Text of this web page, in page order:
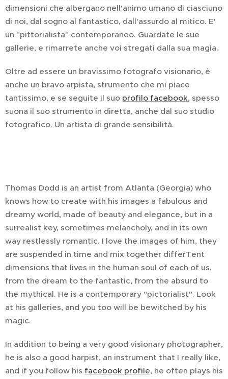
dimensioni che albergano nell'animo umano di ciasciuno
di noi, dal sogno al fantastico, dall'assurdo al mitico. E'
un "pittorialista" contemporaneo. Guardate le sue
gallerie, e rimarrete anche voi stregati dalla sua magia.
Oltre ad essere un bravissimo fotografo visionario, è
anche un bravo arpista, strumento che mi piace
tantissimo, e se seguite il suo profilo facebook, spesso
suona il suo strumento in diretta, anche dal suo studio
fotografico. Un artista di grande sensibilità.
Thomas Dodd is an artist from Atlanta (Georgia) who
knows how to create with his images a fabulous and
dreamy world, made of beauty and elegance, but in a
surrealist key, sometimes melancholy, and in its own
way restlessly romantic. I love the images of him, they
are suspended in time and mix together differTent
dimensions that lives in the human soul of each of us,
from the dream to the fantastic, from the absurd to
the mythical. He is a contemporary "pictorialist". Look
at his galleries, and you too will be bewitched by his
magic.
In addition to being a very good visionary photographer,
he is also a good harpist, an instrument that I really like,
and if you follow his facebook profile, he often plays his